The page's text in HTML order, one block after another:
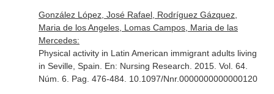
González López, José Rafael, Rodríguez Gázquez,
Maria de los Angeles, Lomas Campos, Maria de las
Mercedes:
Physical activity in Latin American immigrant adults living
in Seville, Spain. En: Nursing Research . 2015. Vol. 64.
Núm. 6. Pag. 476-484. 10.1097/Nnr.0000000000000120